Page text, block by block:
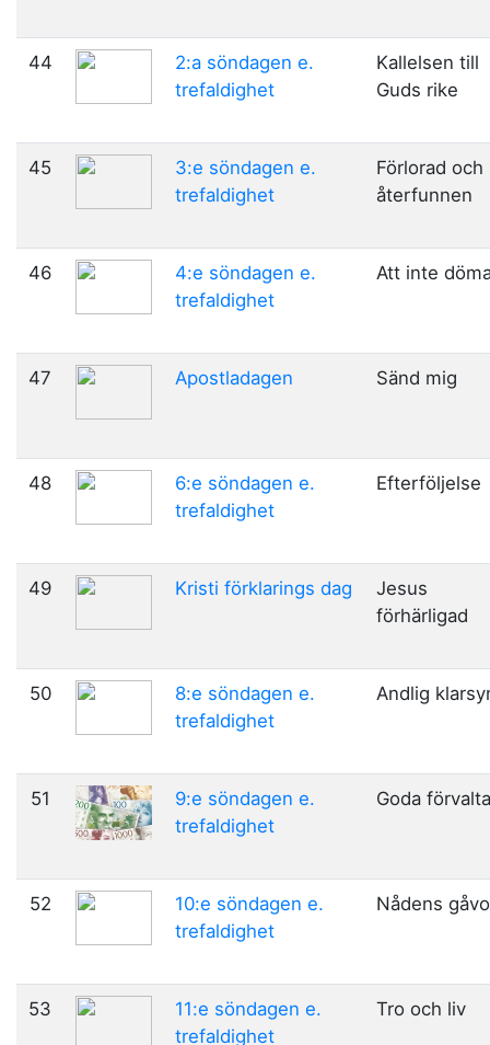
44
2:a söndagen e.
trefaldighet
Kallelsen till
Guds rike
45
3:e söndagen e.
trefaldighet
Förlorad och
återfunnen
46
4:e söndagen e.
trefaldighet
Att inte
47 Apostladagen Sänd mig
48
6:e söndagen e.
trefaldighet
Efterföljelse
49 Kristi förklarings dag
Jesus
förhärligad
50
8:e söndagen e.
trefaldighet
Andlig
51
9:e söndagen e.
trefaldighet
Goda
52
10:e söndagen e.
trefaldighet
Nådens
53
11:e söndagen e.
trefaldighet
Tro och liv